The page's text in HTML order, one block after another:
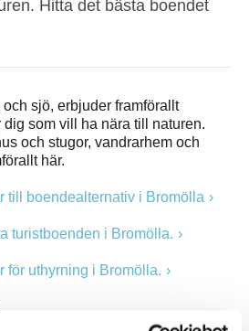
Hitta det bästa boendet
sjö, erbjuder framförallt
som vill ha nära till naturen.
och stugor, vandrarhem och
här.
till boendealternativ i Bromölla
turistboenden i Bromölla.
för uthyrning i Bromölla.